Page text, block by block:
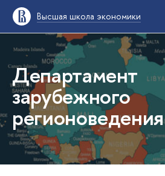
Высшая школа экономики
Департамент
зарубежного
регионоведения